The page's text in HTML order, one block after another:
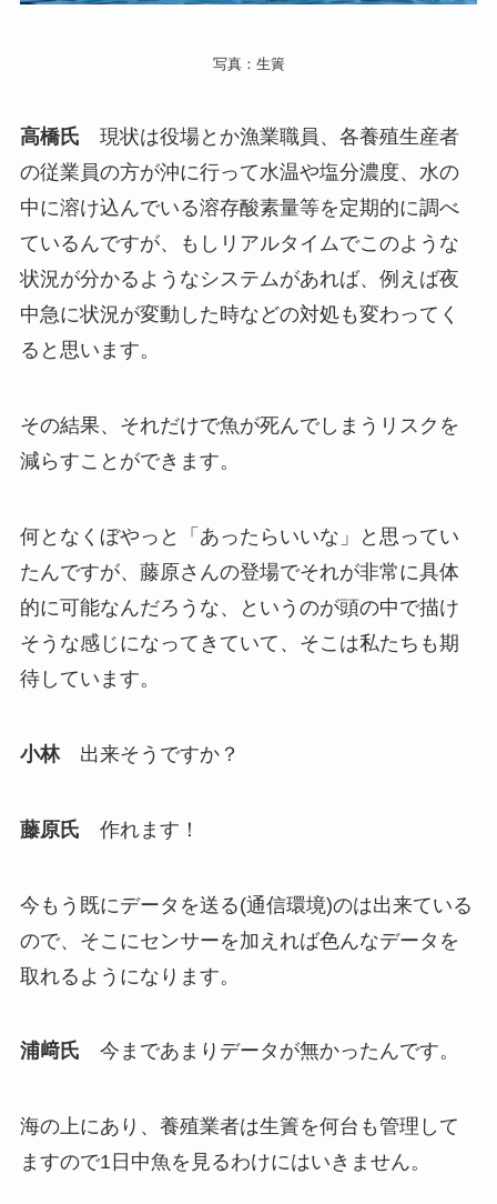
写真：生簀
高橋氏 現状は役場とか漁業職員、各養殖生産者
の従業員の方が沖に行って水温や塩分濃度、水の
中に溶け込んでいる溶存酸素量等を定期的に調べ
ているんですが、もしリアルタイムでこのような
状況が分かるようなシステムがあれば、例えば夜
中急に状況が変動した時などの対処も変わってく
ると思います。
その結果、それだけで魚が死んでしまうリスクを
減らすことができます。
何となくぼやっと「あったらいいな」と思ってい
たんですが、藤原さんの登場でそれが非常に具体
的に可能なんだろうな、というのが頭の中で描け
そうな感じになってきていて、そこは私たちも期
待しています。
小林出来そうですか？
藤原氏 作れます！
今もう既にデータを送る(通信環境)のは出来ている
ので、そこにセンサーを加えれば色んなデータを
取れるようになります。
浦﨑氏 今まであまりデータが無かったんです。
海の上にあり、養殖業者は生簀を何台も管理して
ますので1日中魚を見るわけにはいきません。